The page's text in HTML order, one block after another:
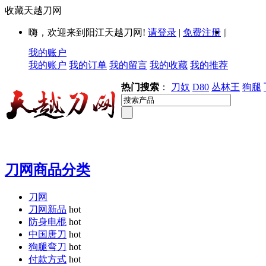
收藏天越刀网
嗨，欢迎来到阳江天越刀网! 请登录 | 免费注册 ||
我的账户
我的账户 我的订单 我的留言 我的收藏 我的推荐
热门搜索 ： 刀奴 D80 丛林王 狗腿
刀网商品分类
刀网
刀网新品 hot
防身电棍 hot
中国唐刀 hot
狗腿弯刀 hot
付款方式 hot